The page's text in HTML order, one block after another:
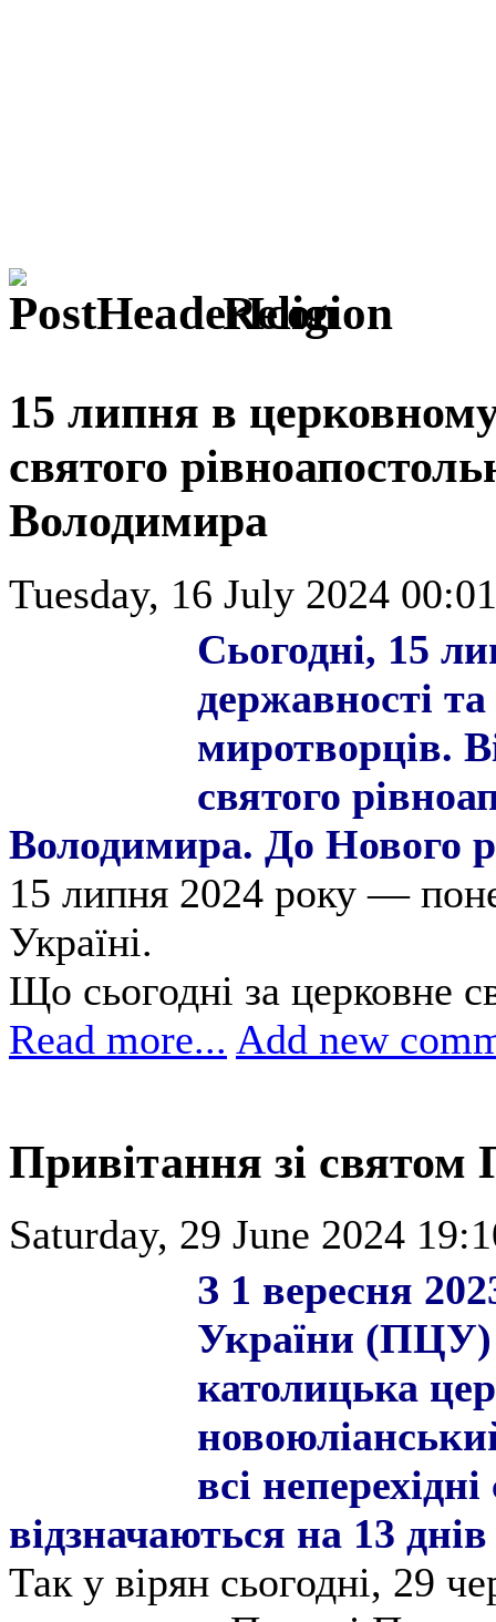
Religion
15 липня в
святого
Володимира
Tuesday, 16 July 2024
Сьогодні, 15
державності
миротворців.
святого
Володимира. До Нового
15 липня 2024 року —
Україні.
Що сьогодні за церковне
Read more... Add new
Привітання зі святом
Saturday, 29 June 2024
З 1 вересня
України (ПЦУ)
католицька
всі
відзначаються на 13
Так у вірян сьогодні, 29